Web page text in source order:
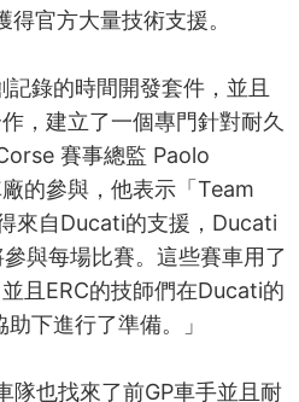
官方大量技術支援。
錄的時間開發套件，並且
，建立了一個專門針對耐久
賽事總監 Paolo
的參與，他表示「Team
來自Ducati的支援，Ducati
與每場比賽。這些賽車用了
且ERC的技師們在Ducati的
下進行了準備。」
隊也找來了前GP車手並且耐